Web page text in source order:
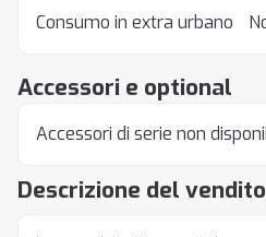
Descrizione del
Accessori e optional
Accessori di serie non
Consumo in extra urbano